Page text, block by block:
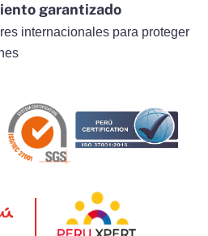
garantizado
internacionales para proteger